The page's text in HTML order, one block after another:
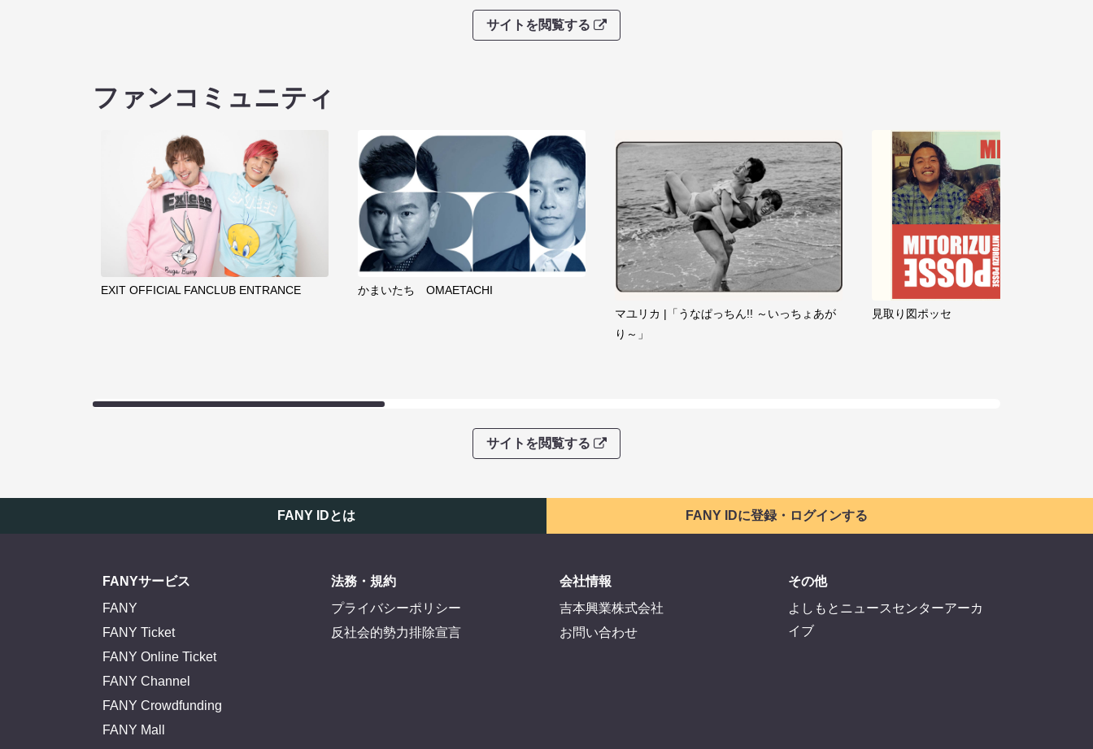
サイトを閲覧する
ファンコミュニティ
EXIT OFFICIAL FANCLUB ENTRANCE
かまいたち OMAETACHI
マユリカ |「うなぱっちん!! ～いっちょあが
り～」
見取り図ポッセ
サイトを閲覧する
FANY IDとは FANY IDに登録・ログインする
FANYサービス
FANY
FANY Ticket
FANY Online Ticket
FANY Channel
FANY Crowdfunding
FANY Mall
法務・規約
プライバシーポリシー
反社会的勢力排除宣言
会社情報
吉本興業株式会社
お問い合わせ
その他
よしもとニュースセンターアーカ
イブ